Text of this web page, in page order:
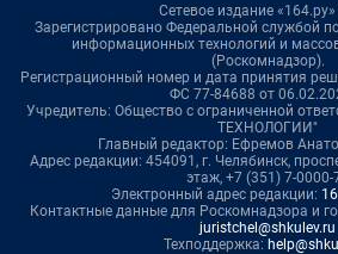
Сетевое издание
Зарегистрировано Федеральной службой
информационных технологий и
(Роскомнадзор).
Регистрационный номер и дата принятия
ФС 77-84688 от
Учредитель: Общество с ограниченной
ТЕХНОЛОГИИ"
Главный редактор: Ефремов
Адрес редакции: 454091, г. Челябинск,
этаж, +7 (351) 7-0000-
Электронный адрес редакции:
Контактные данные для Роскомнадзора и
juristchel@shkulev.ru
Техподдержка: